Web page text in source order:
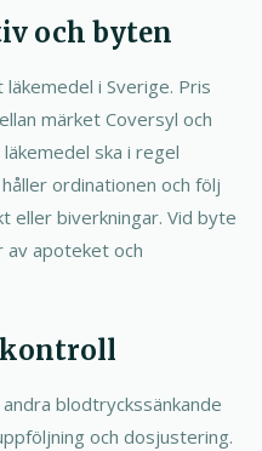
och byten
i Sverige. Pris
märket Coversyl och
ska i regel
ordinationen och följ
eller biverkningar. Vid byte
av apoteket och
blodtryckssänkande
och dosjustering.